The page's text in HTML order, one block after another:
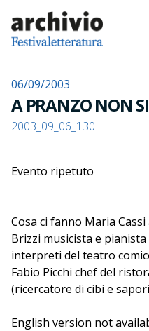
06/09/2003
A PRANZO NON
2003_09_06_130
Evento ripetuto
Cosa ci fanno Maria
Brizzi musicista e
interpreti del teatro
Fabio Picchi chef del
(ricercatore di cibi e
asciutta.
English version not